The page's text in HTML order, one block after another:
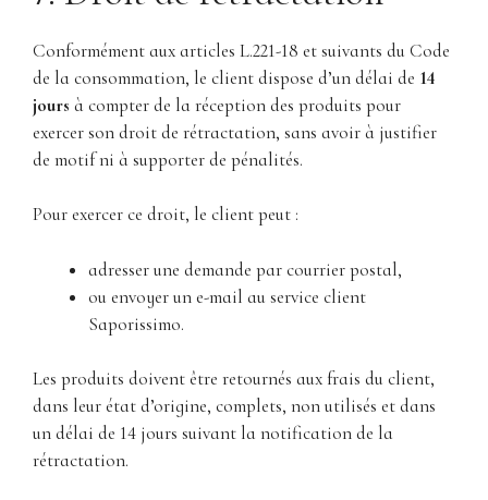
Conformément aux articles L.221-18 et suivants du Code
de la consommation, le client dispose d’un délai de 14
jours à compter de la réception des produits pour
exercer son droit de rétractation, sans avoir à justifier
de motif ni à supporter de pénalités.
Pour exercer ce droit, le client peut :
adresser une demande par courrier postal,
ou envoyer un e-mail au service client
Saporissimo.
Les produits doivent être retournés aux frais du client,
dans leur état d’origine, complets, non utilisés et dans
un délai de 14 jours suivant la notification de la
rétractation.